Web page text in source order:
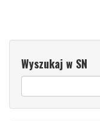
Wyszukaj w SN